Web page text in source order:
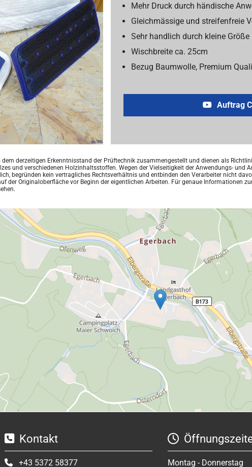
Mehr Druck durch händische
Gleichmässige und streifenfreie
Sehr handlich durch kleine Größe
Wischbreite ca. 25cm
Bezug Baumwolle, Premium
Auftrag
derzeitigen Erkenntnisstand der Prüftechnik zusammengestellt und dienen als
und verschiedenen Holzinhaltsstoffen. Wegen der Vielseitigkeit der Anwendungs- und
begründen kein vertragliches Rechtsverhältnis und entbinden den Verarbeiter nicht
der Originaloberfläche vor Beginn der eigentlichen Arbeiten. Für genaue Informationen
Kontakt
 +43 5372 58377

Montag - Donnerstag